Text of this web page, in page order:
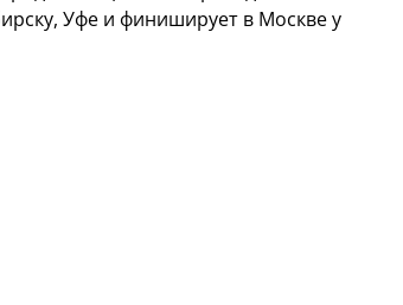
Уфе и финиширует в Москве у